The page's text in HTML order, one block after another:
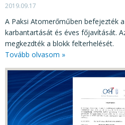
NYOMTATVÁNYOK, SZOFTVEREK
E-ÜGYINTÉZÉS
2019.09.17
A Paksi Atomerőműben befejezték
karbantartását és éves főjavítását.
megkezdték a blokk felterhelését.
Tovább olvasom »